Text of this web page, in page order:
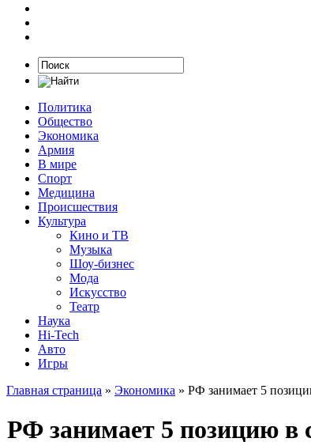
Политика
Общество
Экономика
Армия
В мире
Спорт
Медицина
Происшествия
Культура
Кино и ТВ
Музыка
Шоу-бизнес
Мода
Искусство
Театр
Наука
Hi-Tech
Авто
Игры
Главная страница » Экономика » РФ занимает 5
РФ занимает 5 позицию в